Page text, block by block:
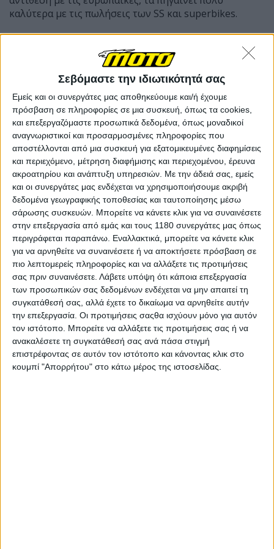
Σεβόμαστε την ιδιωτικότητά σας
Εμείς και οι συνεργάτες μας αποθηκεύουμε και/ή έχουμε
πρόσβαση σε πληροφορίες σε μια συσκευή, όπως τα cookies,
και επεξεργαζόμαστε προσωπικά δεδομένα, όπως μοναδικοί
αναγνωριστικοί και προσαρμοσμένες πληροφορίες που
αποστέλλονται από μια συσκευή για εξατομικευμένες διαφημίσεις
και περιεχόμενο, μέτρηση διαφήμισης και περιεχομένου, έρευνα
ακροατηρίου και ανάπτυξη υπηρεσιών. Με την άδειά σας, εμείς
και οι συνεργάτες μας ενδέχεται να χρησιμοποιήσουμε ακριβή
δεδομένα γεωγραφικής τοποθεσίας και ταυτοποίησης μέσω
σάρωσης συσκευών. Μπορείτε να κάνετε κλικ για να συναινέσετε
στην επεξεργασία από εμάς και τους 1180 συνεργάτες μας όπως
περιγράφεται παραπάνω. Εναλλακτικά, μπορείτε να κάνετε κλικ
για να αρνηθείτε να συναινέσετε ή να αποκτήσετε πρόσβαση σε
πιο λεπτομερείς πληροφορίες και να αλλάξετε τις προτιμήσεις
σας πριν συναινέσετε. Λάβετε υπόψη ότι κάποια επεξεργασία
των προσωπικών σας δεδομένων ενδέχεται να μην απαιτεί τη
συγκατάθεσή σας, αλλά έχετε το δικαίωμα να αρνηθείτε αυτήν
την επεξεργασία. Οι προτιμήσεις σαςθα ισχύουν μόνο για αυτόν
τον ιστότοπο. Μπορείτε να αλλάξετε τις προτιμήσεις σας ή να
ανακαλέσετε τη συγκατάθεσή σας ανά πάσα στιγμή
επιστρέφοντας σε αυτόν τον ιστότοπο και κάνοντας κλικ στο
κουμπί "Απορρήτου" στο κάτω μέρος της ιστοσελίδας.
καλύτερα με τις πωλήσεις των SS και superbikes.
Για την Ευρώπη τα κάποτε δημοφιλή "παραδοσιακά"
4κύλινδρα στα 600-750 κ.εκ. δεν περιλαμβάνονται στο
μενού. Τώρα όμως αυτό αλλάζει χάρη και στους
Κινέζους που έχουν αρχίσει και παρουσιάσουν
πολύκύλινδρα μοντέλα και σε αυτές τις κατηγορίες
-και ακόμη πιο κάτω σε κυβισμό- και δεν αφήνουν και
πολλά περιθώρια αντίδρασης στους κατασκευαστές
από τη Χώρα του Ανατέλλοντος Ηλίου. Η Honda
αντέδρασε με το να φέρει ξανά το CBR600RR έπειτα
από επτά χρόνια, ενώ η Kawasaki φέρνει το ΖΧ-6R αλλά
και το ZX-4RR.